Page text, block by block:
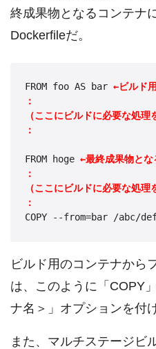
終成果物となるコンテナ
Dockerfileだ。
FROM foo AS bar ←ビルド
：
（ここにビルドに必要な処理
：
FROM hoge ←最終成果物と
：
（ここにビルドに必要な処理
：
COPY --from=bar /abc/
ビルド用のコンテナから
は、このように「COPY
ナ名＞」オプションを付
また、マルチステージビ